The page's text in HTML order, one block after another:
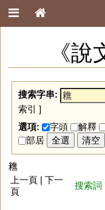
《
搜索字串:
索引 ]
選項:
字頭 解釋
部居
全選 清空
𥼚
上一頁 | 下一
頁
搜索詞